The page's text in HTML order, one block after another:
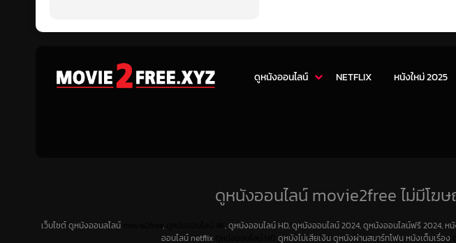
ดูหนังออนไลน์ NETFLIX หนังใหม่ 2025
ดูหนังออนไลน์ movie2free ไม่มีโฆ
เว็บไซต์ ดูหนังออนลไลน์ ,
, ดูหนังออนไลน์ HD, ดูหนังออนไลน์ 2024, ดูหนังออนไลน์ฟรี 2024, ห
ออนไลน์ netflix
ดูหนังไม่เสียเงิน ดูหนังผ่านสมาร์ทโฟน หนังเต็มเรื่อง